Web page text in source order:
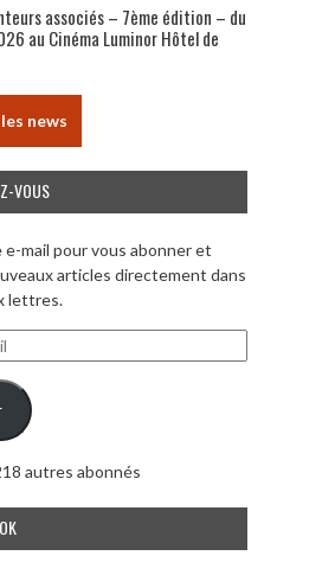
associés – 7ème édition – du
au Cinéma Luminor Hôtel de
news
VOUS
e-mail pour vous abonner et
articles directement dans
lettres.
autres abonnés